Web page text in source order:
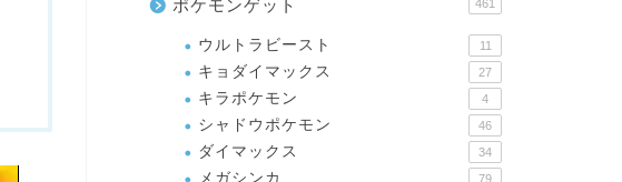
ポケモンゲット 461
ウルトラビースト 11
キョダイマックス 27
キラポケモン 4
シャドウポケモン 46
ダイマックス 34
メガシンカ 79